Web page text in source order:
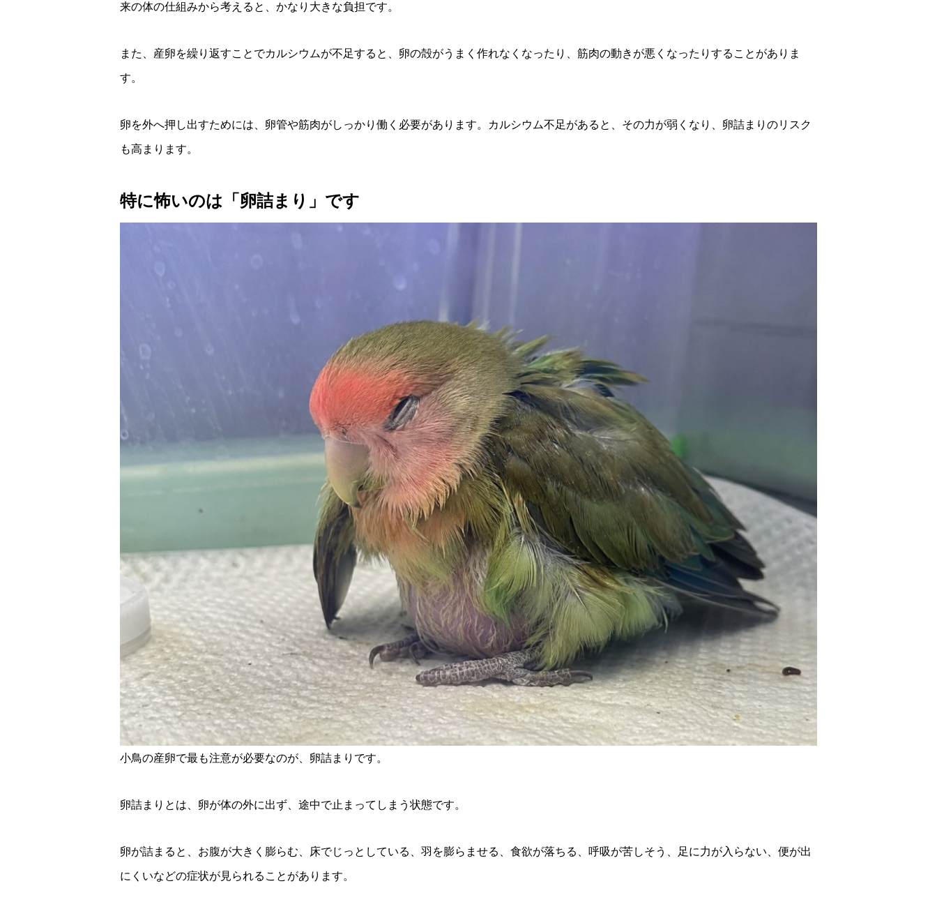
来の体の仕組みから考えると、かなり大きな負担です。
また、産卵を繰り返すことでカルシウムが不足すると、卵の殻がうまく作れなくなったり、筋肉の動きが悪くなったりすることがありま
す。
卵を外へ押し出すためには、卵管や筋肉がしっかり働く必要があります。カルシウム不足があると、その力が弱くなり、卵詰まりのリスク
も高まります。
特に怖いのは「卵詰まり」です
小鳥の産卵で最も注意が必要なのが、卵詰まりです。
卵詰まりとは、卵が体の外に出ず、途中で止まってしまう状態です。
卵が詰まると、お腹が大きく膨らむ、床でじっとしている、羽を膨らませる、食欲が落ちる、呼吸が苦しそう、足に力が入らない、便が出
にくいなどの症状が見られることがあります。